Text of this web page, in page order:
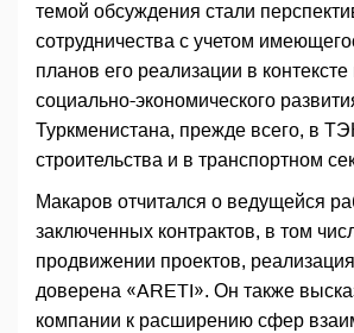
темой обсуждения стали
сотрудничества с учетом
планов его реализации в контексте
социально-экономического
Туркменистана, прежде всего, в
строительства и в транспортном
Макаров отчитался о ведущейся
заключенных контрактов, в том
продвижении проектов,
доверена «ARETI». Он также
компании к расширению сфер